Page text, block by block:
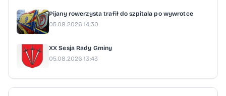
Pijany rowerzysta trafił do szpitala po wywrotce
05.08.2026 14:30
XX Sesja Rady Gminy
05.08.2026 13:43